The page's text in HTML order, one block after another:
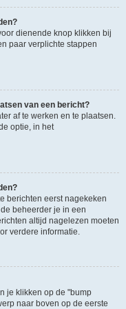
dienende knop klikken bij
paar verplichte stappen
van een bericht?
af te werken en te plaatsen.
optie, in het
berichten eerst nagekeken
beheerder je in een
altijd nagelezen moeten
verdere informatie.
je klikken op de "bump
naar boven op de eerste